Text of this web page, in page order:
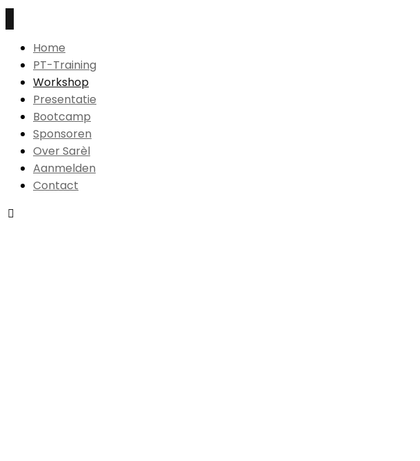
Home
PT-Training
Workshop
Presentatie
Bootcamp
Sponsoren
Over Sarèl
Aanmelden
Contact